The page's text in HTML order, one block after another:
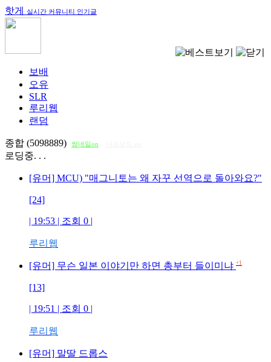
핫게 실시간 커뮤니티 인기글
보배
오유
SLR
루리웹
랜덤
종합 (5098889) 썸네일on
로딩중. . .
[유머] MCU) "매그니토는 왜 자꾸 선역으로 돌아와요?"
[24]
| 19:53 | 조회 0 |
루리웹
[유머] 무슨 일본 이야기만 하면 총부터 들이미냐 +1
[13]
| 19:51 | 조회 0 |
루리웹
[유머] 말딸 드롭스